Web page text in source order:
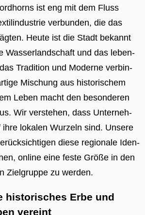
ist eng mit dem Fluss
ver­bun­den, die das
Heu­te ist die Stadt bekannt
Was­ser­land­schaft und das leben­
Tra­di­ti­on und Moder­ne ver­bin­
Mischung aus his­to­ri­schem
Leben macht den beson­de­ren
Wir ver­ste­hen, dass Unter­neh­
loka­len Wur­zeln sind. Unse­re
die­se regio­na­le Iden­
online eine fes­te Grö­ße in den
Ziel­grup­pe zu wer­den.
historisches Erbe und
vereint